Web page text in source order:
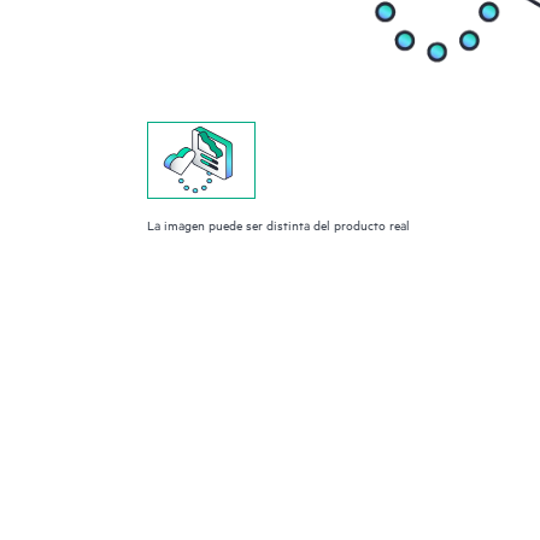
La imagen puede ser distinta del producto real